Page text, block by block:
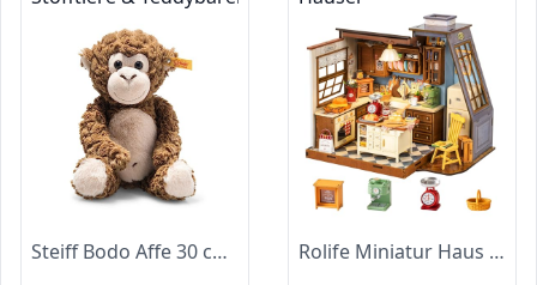
Steiff Bodo Affe 30 cm, Plüsch-Affe, Soft Cuddly Friends, Kuscheltier für Kinder, aus kuschelweichem Plüsch & weich und waschmaschinenfest, Braun
Rolife Miniatur Haus Bäckerei Küche - Mini Haus Selber Bauen, Puppenhaus Tiny House Bausatz 3D Puzzle Book Nook für Erwachsene Jugendliche